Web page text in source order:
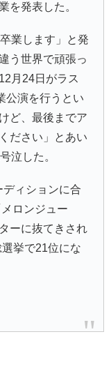
を発表した。
業します」と発
う世界で頑張っ
月24日がラス
公演を行うとい
ど、最後までア
ださい」とあい
泣した。
ィションに合
ロンジュー
ーに抜てきされ
挙で21位にな